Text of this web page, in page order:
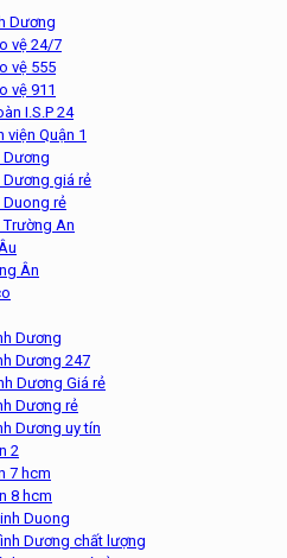
Dương
vệ 24/7
vệ 555
vệ 911
I.S.P 24
viện Quận 1
Dương
Dương giá rẻ
Duong rẻ
An
Ân
Dương
Dương 247
Dương Giá rẻ
Dương rẻ
Dương uy tín
2
7 hcm
8 hcm
Duong
Dương chất lượng